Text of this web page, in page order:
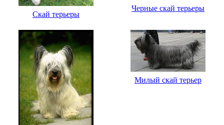
Скай терьеры
Черные скай терьеры
Милый скай терьер